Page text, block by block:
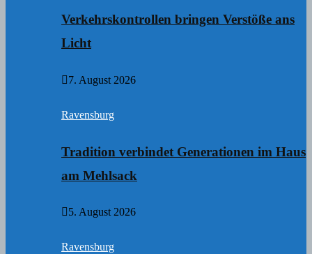
Verkehrskontrollen bringen Verstöße ans
Licht
7. August 2026
Ravensburg
Tradition verbindet Generationen im Haus
am Mehlsack
5. August 2026
Ravensburg